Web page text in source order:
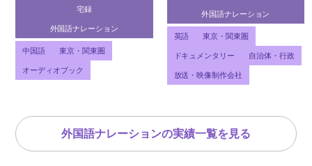
宅録
外国語ナレーション
中国語 東京・関東圏
オーディオブック
外国語ナレーション
英語 東京・関東圏
ドキュメンタリー 自治体・行政
放送・映像制作会社
外国語ナレーションの実績一覧を見る